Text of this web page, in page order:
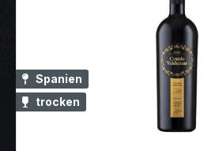
Spanien
trocken